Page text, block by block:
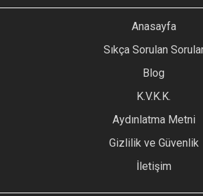
YORUM YAZ
Ürün resmi kalitesiz, bozuk veya
Ürün açıklamasında eksik bilgiler
Ürün bilgilerinde hatalar bulunuyor.
Ürün fiyatı diğer sitelerden daha pahalı.
Anasayfa
Sıkça Sorulan
Blog
K.V.K.K.
Aydınlatma Metni
Gizlilik ve Güvenlik
İletişim